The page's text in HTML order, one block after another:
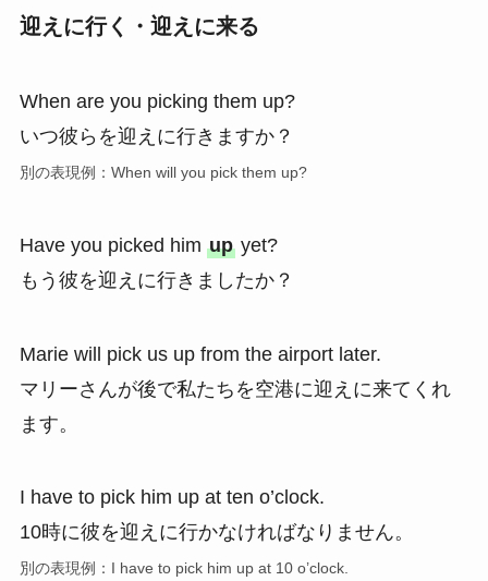
迎えに行く・迎えに来る
When are you picking them up?
いつ彼らを迎えに行きますか？
別の表現例：When will you pick them up?
Have you picked him upyet?
もう彼を迎えに行きましたか？
Marie will pick us up from the airport later.
マリーさんが後で私たちを空港に迎えに来てくれ
ます。
I have to pick him up at ten o’clock.
10時に彼を迎えに行かなければなりません。
別の表現例：I have to pick him up at 10 o’clock.